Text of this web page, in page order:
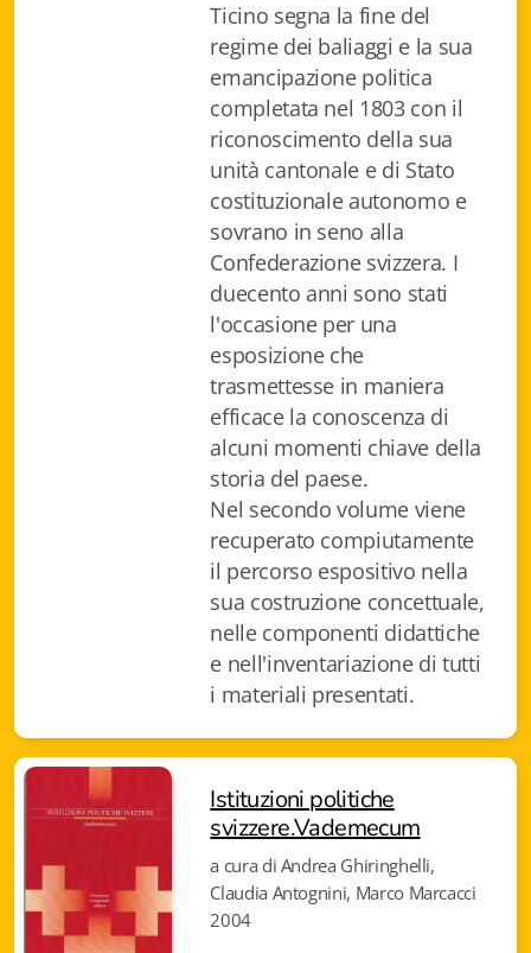
Ticino segna la fine del
regime dei baliaggi e la sua
emancipazione politica
completata nel 1803 con il
riconoscimento della sua
unità cantonale e di Stato
costituzionale autonomo e
sovrano in seno alla
Confederazione svizzera. I
duecento anni sono stati
l'occasione per una
esposizione che
trasmettesse in maniera
efficace la conoscenza di
alcuni momenti chiave della
storia del paese.
Nel secondo volume viene
recuperato compiutamente
il percorso espositivo nella
sua costruzione concettuale,
nelle componenti didattiche
e nell'inventariazione di tutti
i materiali presentati.
Istituzioni politiche
svizzere.Vademecum
a cura di Andrea Ghiringhelli,
Claudia Antognini, Marco Marcacci
2004
iQuaderni - fondazioneculturalecollinadoro
Istituzioni - Società - Cittadini
Fidia. Artisti dei laghi. Itinerari europei
Fidia. Atti e Documenti
Fidia. Max Museo Chiasso
Fidia. Panoramas - Forces Vives par Jean Petit